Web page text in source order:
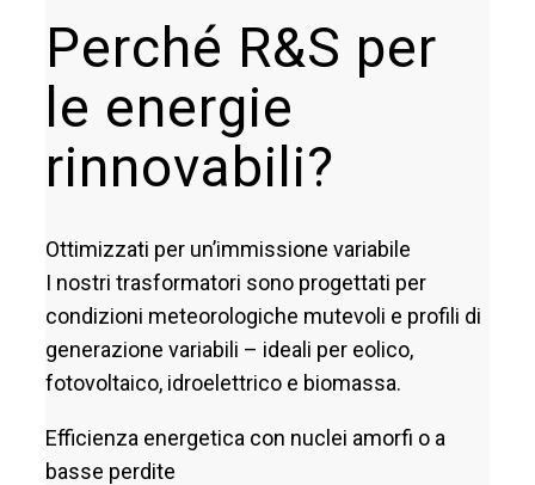
Perché R&S per
le energie
rinnovabili?
Ottimizzati per un’immissione variabile
I nostri trasformatori sono progettati per
condizioni meteorologiche mutevoli e profili di
generazione variabili – ideali per eolico,
fotovoltaico, idroelettrico e biomassa.
Efficienza energetica con nuclei amorfi o a
basse perdite